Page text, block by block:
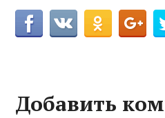
Добавить